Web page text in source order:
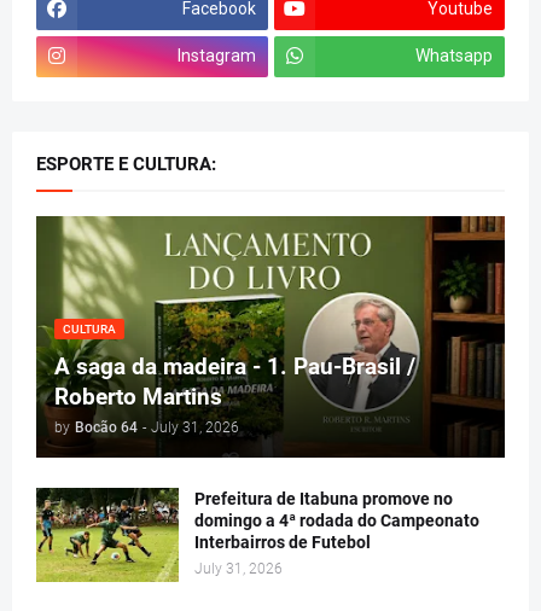
Facebook Youtube
Instagram Whatsapp
ESPORTE E CULTURA:
CULTURA
A saga da madeira - 1. Pau-Brasil /
Roberto Martins
by Bocão 64 - July 31, 2026
Prefeitura de Itabuna promove no
domingo a 4ª rodada do Campeonato
Interbairros de Futebol
July 31, 2026